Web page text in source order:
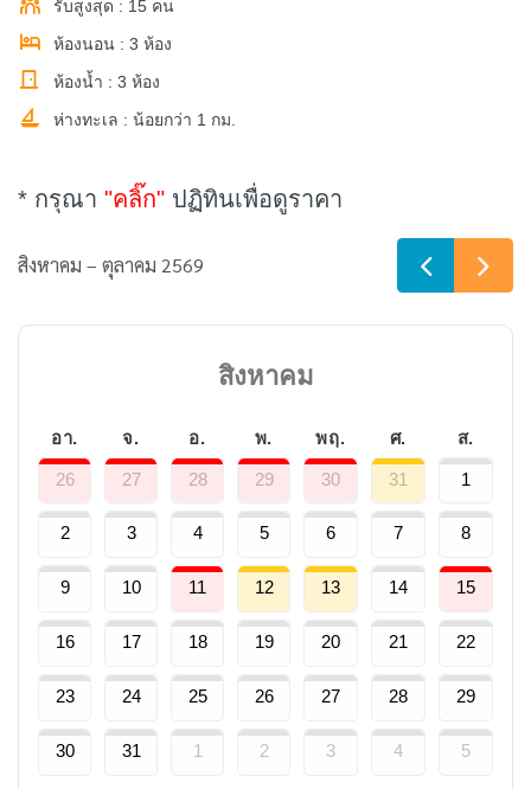
รับสูงสุด : 15 คน
ห้องนอน : 3 ห้อง
ห้องน้ำ : 3 ห้อง
ห่างทะเล : น้อยกว่า 1 กม.
* กรุณา "คลิ๊ก" ปฏิทินเพื่อดูราคา
สิงหาคม – ตุลาคม 2569
สิงหาคม
อา. จ. อ. พ. พฤ. ศ. ส.
26 27 28 29 30 31 1
2 3 4 5 6 7 8
9 10 11 12 13 14 15
16 17 18 19 20 21 22
23 24 25 26 27 28 29
30 31 1 2 3 4 5